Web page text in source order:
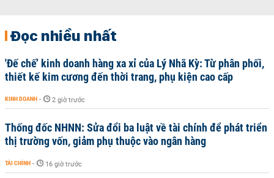
Đọc nhiều nhất
'Đế chế’ kinh doanh hàng xa xỉ của Lý Nhã Kỳ: Từ phân phối,
thiết kế kim cương đến thời trang, phụ kiện cao cấp
KINH DOANH - 2 giờ trước
Thống đốc NHNN: Sửa đổi ba luật về tài chính để phát triển
thị trường vốn, giảm phụ thuộc vào ngân hàng
TÀI CHÍNH - 16 giờ trước